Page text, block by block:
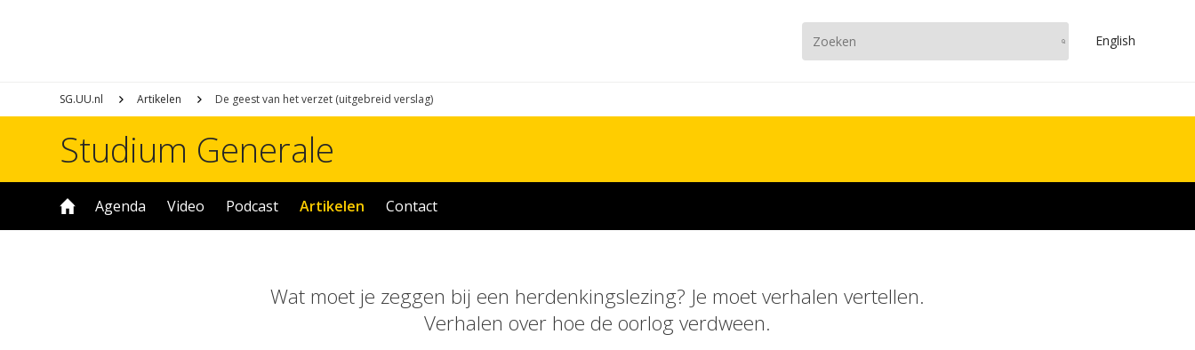
English
SG.UU.nl Artikelen De geest van het verzet (uitgebreid verslag)
Studium Generale
Agenda Video Podcast Artikelen Contact
Wat moet je zeggen bij een herdenkingslezing? Je moet verhalen vertellen.
Verhalen over hoe de oorlog verdween.